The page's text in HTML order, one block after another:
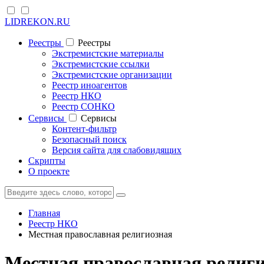
LIDREKON.RU
Реестры
Реестры
Экстремистские материалы
Экстремистские ссылки
Экстремистские организации
Реестр иноагентов
Реестр НКО
Реестр СОНКО
Cервисы
Cервисы
Контент-фильтр
Безопасный поиск
Версия сайта для слабовидящих
Скрипты
О проекте
Главная
Реестр НКО
Местная православная религиозная